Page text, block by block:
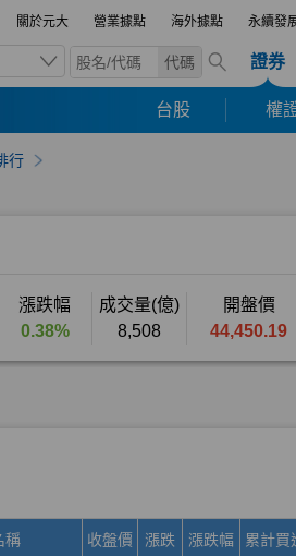
關於元大 營業據點 海外據點 永續發
代碼 證券
台股 權
行